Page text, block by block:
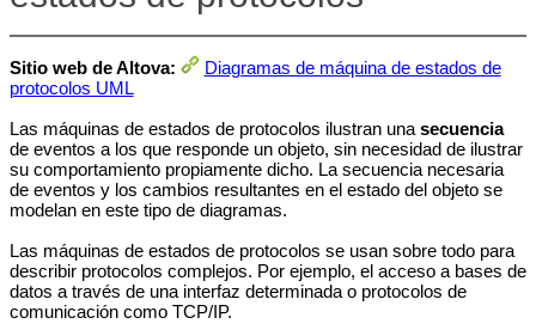
Sitio web de Altova:
Diagramas de máquina de estados de
protocolos UML
Las máquinas de estados de protocolos ilustran una secuencia
de eventos a los que responde un objeto, sin necesidad de ilustrar
su comportamiento propiamente dicho. La secuencia necesaria
de eventos y los cambios resultantes en el estado del objeto se
modelan en este tipo de diagramas.
Las máquinas de estados de protocolos se usan sobre todo para
describir protocolos complejos. Por ejemplo, el acceso a bases de
datos a través de una interfaz determinada o protocolos de
comunicación como TCP/IP.